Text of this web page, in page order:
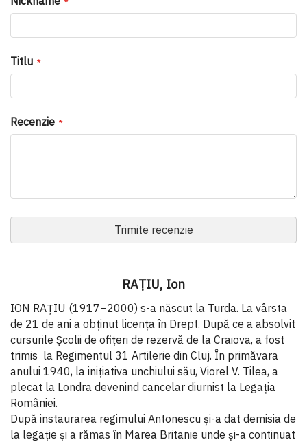
Titlu
Recenzie
Trimite recenzie
RAȚIU, Ion
ION RAŢIU (1917–2000) s-a născut la Turda. La vârsta
de 21 de ani a obţinut licenţa în Drept. După ce a absolvit
cursurile Şcolii de ofiţeri de rezervă de la Craiova, a fost
trimis la Regimentul 31 Artilerie din Cluj. În primăvara
anului 1940, la iniţiativa unchiului său, Viorel V. Tilea, a
plecat la Londra devenind cancelar diurnist la Legaţia
României.
După instaurarea regimului Antonescu și-a dat demisia de
la legație și a rămas în Marea Britanie unde și-a continuat